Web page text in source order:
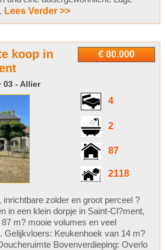
Lees Verder >>
€ 80.000
koop in
03 - Allier
4
2
87
2118
zolder en groot perceel ?
in een klein dorpje in Saint-Cl?ment,
m? mooie volumes en veel
Gelijkvloers: Keukenhoek van 14 m?
Bovenverdieping: Overlo